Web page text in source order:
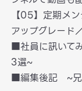
【05】定期メ
アップグレード
■社員に訊いて
3選~
■編集後記 ~兄